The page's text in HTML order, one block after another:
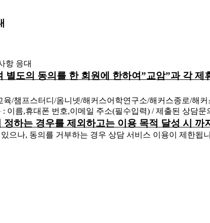
항 응대
별도의 동의를 한 회원에 한하여”교암”과 각
/챔프스터디/옴니넷/해커스어학연구소/해커스종로/해커
이름,휴대폰 번호,이메일 주소(필수입력) / 제출된 상담
하는 경우를 제외하고는 이용 목적 달성 시
으나, 동의를 거부하는 경우 상담 서비스 이용이 제한됩